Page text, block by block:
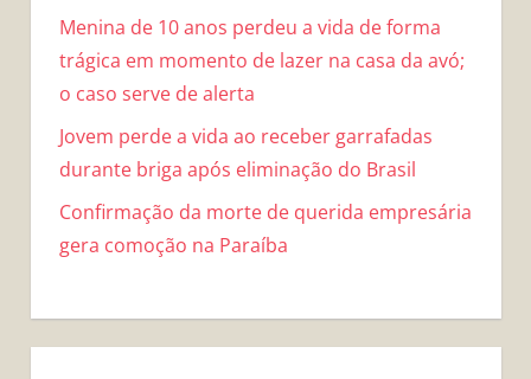
Menina de 10 anos perdeu a vida de forma
trágica em momento de lazer na casa da avó;
o caso serve de alerta
Jovem perde a vida ao receber garrafadas
durante briga após eliminação do Brasil
Confirmação da morte de querida empresária
gera comoção na Paraíba